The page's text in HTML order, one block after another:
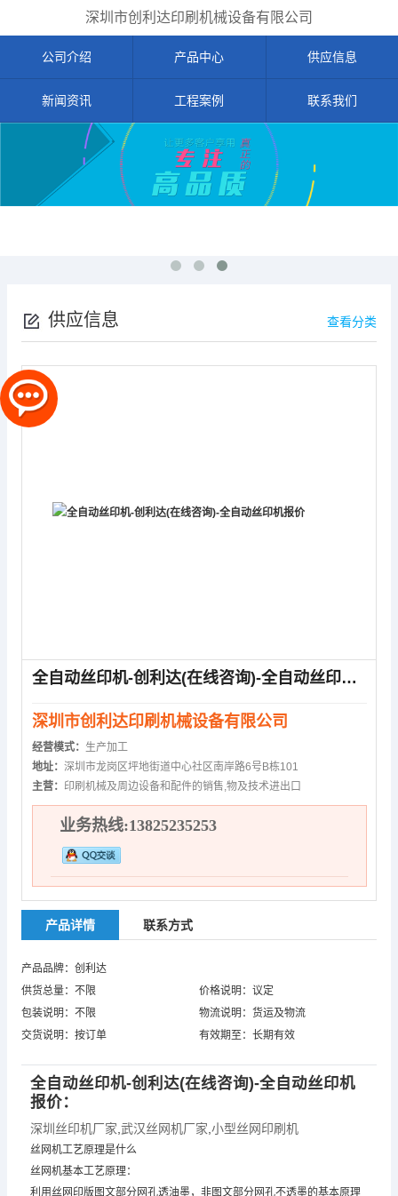
深圳市创利达印刷机械设备有限公司
公司介绍 产品中心 供应信息
新闻资讯 工程案例 联系我们
供应信息 查看分类
全自动丝印机-创利达(在线咨询)-全自动丝印机报价
深圳市创利达印刷机械设备有限公司
经营模式： 生产加工
地址： 深圳市龙岗区坪地街道中心社区南岸路6号B栋101
主营： 印刷机械及周边设备和配件的销售,物及技术进出口
业务热线:13825235253
产品详情 联系方式
产品品牌：创利达
供货总量：不限
价格说明：议定
包装说明：不限
物流说明：货运及物流
交货说明：按订单
有效期至：长期有效
全自动丝印机-创利达(在线咨询)-全自动丝印机
报价：
深圳丝印机厂家 武汉丝网机厂家 小型丝网印刷机
丝网机工艺原理是什么
丝网机基本工艺原理：
利用丝网印版图文部分网孔透油墨，非图文部分网孔不透墨的基本原理